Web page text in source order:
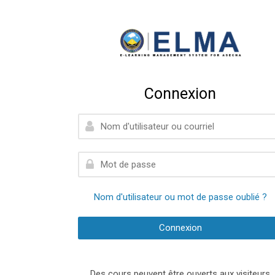
Connexion
Nom d'utilisateur ou courriel
Mot de passe
Nom d'utilisateur ou mot de passe oublié ?
Connexion